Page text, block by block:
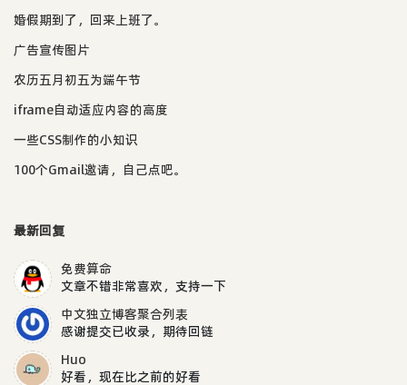
婚假期到了，回来上班了。
广告宣传图片
农历五月初五为端午节
iframe自动适应内容的高度
一些CSS制作的小知识
100个Gmail邀请，自己点吧。
最新回复
免费算命
文章不错非常喜欢，支持一下
中文独立博客聚合列表
感谢提交已收录，期待回链
Huo
好看，现在比之前的好看